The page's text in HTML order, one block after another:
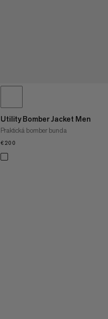
Utility Bomber Jacket Men
Praktická bomber bunda
€200